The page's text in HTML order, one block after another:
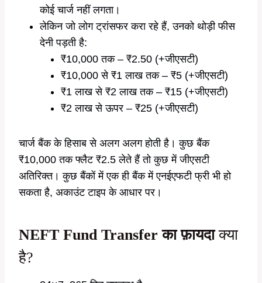
कोई चार्ज नहीं लगता।
लेकिन जो लोग ट्रांसफर करा रहे हैं, उनको थोड़ी फीस
देनी पड़ती है:
₹10,000 तक – ₹2.50 (+जीएसटी)
₹10,000 से ₹1 लाख तक – ₹5 (+जीएसटी)
₹1 लाख से ₹2 लाख तक – ₹15 (+जीएसटी)
₹2 लाख से ऊपर – ₹25 (+जीएसटी)
चार्ज बैंक के हिसाब से अलग अलग होती है। कुछ बैंक
₹10,000 तक फ्लैट ₹2.5 लेते हैं तो कुछ में जीएसटी
अतिरिक्त। कुछ बैंकों में एक ही बैंक में एनईएफटी फ्री भी हो
सकता है, अकाउंट टाइप के आधार पर।
NEFT Fund Transfer का फ़ायदाक्या
है?